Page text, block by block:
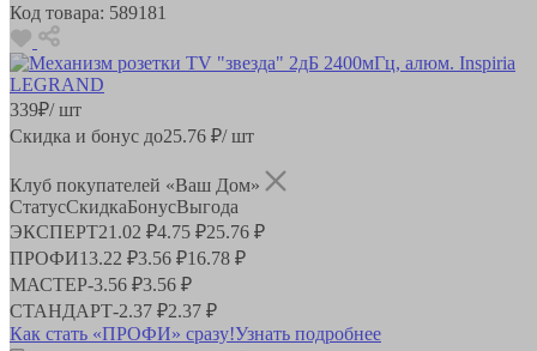
Код товара: 589181
339₽/ шт
Скидка и бонус до25.76 ₽/ шт
Клуб покупателей «Ваш Дом»
СтатусСкидкаБонусВыгода
ЭКСПЕРТ21.02 ₽4.75 ₽25.76 ₽
ПРОФИ13.22 ₽3.56 ₽16.78 ₽
МАСТЕР-3.56 ₽3.56 ₽
СТАНДАРТ-2.37 ₽2.37 ₽
Как стать «ПРОФИ» сразу!Узнать подробнее